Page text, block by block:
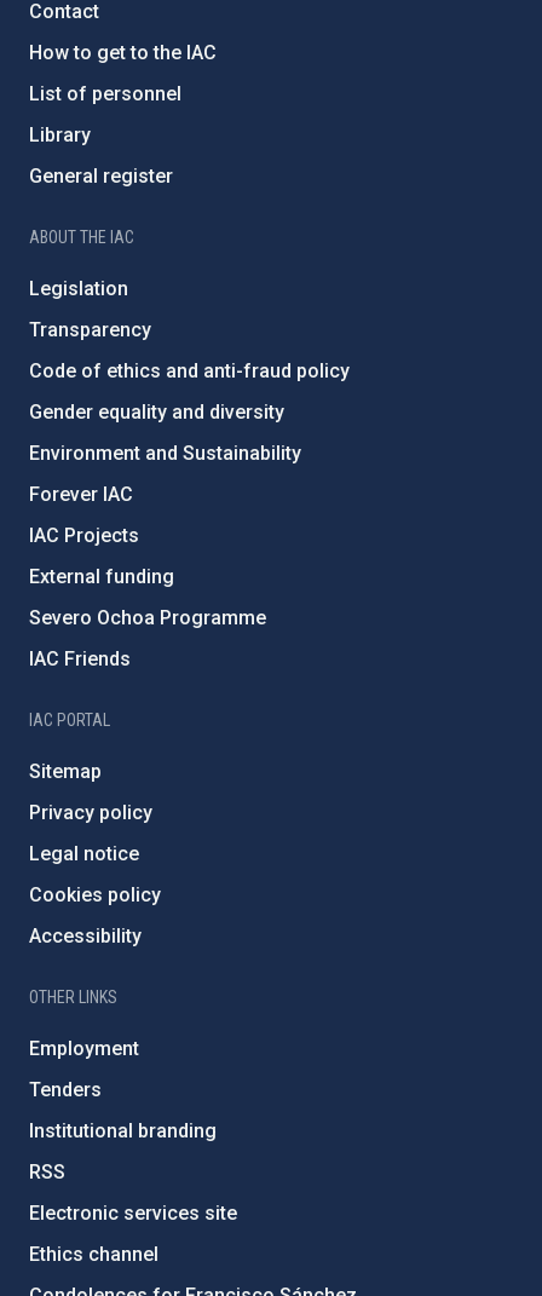
Contact
How to get to the IAC
List of personnel
Library
General register
ABOUT THE IAC
Legislation
Transparency
Code of ethics and anti-fraud policy
Gender equality and diversity
Environment and Sustainability
Forever IAC
IAC Projects
External funding
Severo Ochoa Programme
IAC Friends
IAC PORTAL
Sitemap
Privacy policy
Legal notice
Cookies policy
Accessibility
OTHER LINKS
Employment
Tenders
Institutional branding
RSS
Electronic services site
Ethics channel